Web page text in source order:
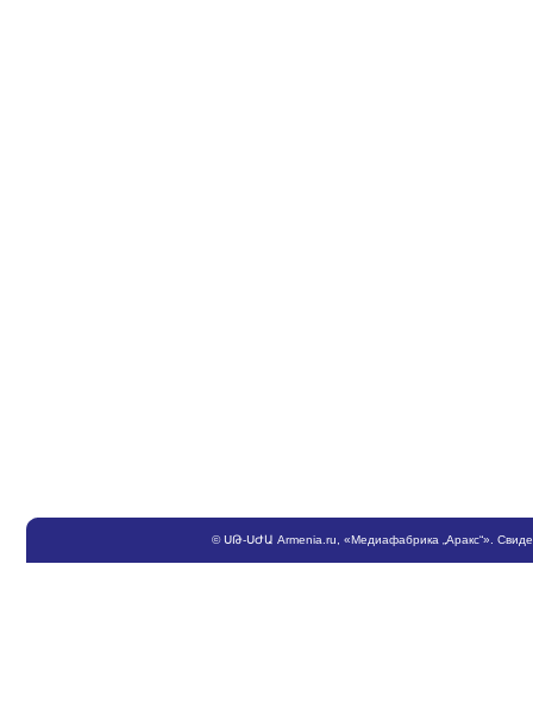
©ՍԹ-ՍԺԱ Armenia.ru , «Медиафабрика „Аракс“».